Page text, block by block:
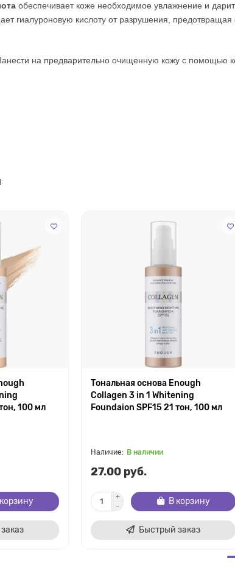
обеспечивает коже необходимое увлажнение и
гиалуроновую кислоту от разрушения, предотвращая
на предварительно очищенную кожу с помощью
100 мл
Тональная основа Enough
Collagen 3 in 1 Whitening
Foundaion SPF15 21 тон, 100 мл
В наличии
27.00 руб.
В корзину
Быстрый заказ